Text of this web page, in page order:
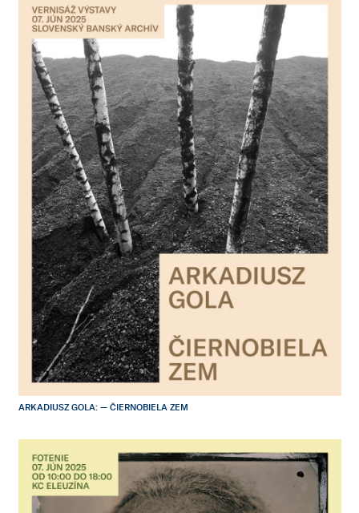
ARKADIUSZ GOLA: — ČIERNOBIELA ZEM